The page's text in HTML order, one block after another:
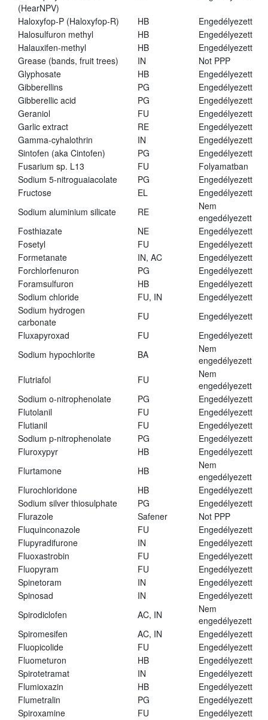
(HearNPV)
Haloxyfop-P (Haloxyfop-R) HB
Engedélyezett
Halosulfuron methyl
HB
Engedélyezett
Halauxifen-methyl
HB
Engedélyezett
Grease (bands, fruit trees)
IN
Not PPP
Glyphosate
HB
Engedélyezett
Gibberellins
PG
Engedélyezett
Gibberellic acid
PG
Engedélyezett
Geraniol
FU
Engedélyezett
Garlic extract
RE
Engedélyezett
Gamma-cyhalothrin
IN
Engedélyezett
Sintofen (aka Cintofen)
PG
Engedélyezett
Fusarium sp. L13
FU
Folyamatban
Sodium 5-nitroguaiacolate
PG
Engedélyezett
Fructose
EL
Engedélyezett
Sodium aluminium silicate
RE
Nem
engedélyezett
Fosthiazate
NE
Engedélyezett
Fosetyl
FU
Engedélyezett
Formetanate
IN, AC
Engedélyezett
Forchlorfenuron
PG
Engedélyezett
Foramsulfuron
HB
Engedélyezett
Sodium chloride
FU, IN
Engedélyezett
Sodium hydrogen
carbonate
FU
Engedélyezett
Fluxapyroxad
FU
Engedélyezett
Sodium hypochlorite
BA
Nem
engedélyezett
Flutriafol
FU
Nem
engedélyezett
Sodium o-nitrophenolate
PG
Engedélyezett
Flutolanil
FU
Engedélyezett
Flutianil
FU
Engedélyezett
Sodium p-nitrophenolate
PG
Engedélyezett
Fluroxypyr
HB
Engedélyezett
Flurtamone
HB
Nem
engedélyezett
Flurochloridone
HB
Engedélyezett
Sodium silver thiosulphate
PG
Engedélyezett
Flurazole
Safener
Not PPP
Fluquinconazole
FU
Engedélyezett
Flupyradifurone
IN
Engedélyezett
Fluoxastrobin
FU
Engedélyezett
Fluopyram
FU
Engedélyezett
Spinetoram
IN
Engedélyezett
Spinosad
IN
Engedélyezett
Spirodiclofen
AC, IN
Nem
engedélyezett
Spiromesifen
AC, IN
Engedélyezett
Fluopicolide
FU
Engedélyezett
Fluometuron
HB
Engedélyezett
Spirotetramat
IN
Engedélyezett
Flumioxazin
HB
Engedélyezett
Flumetralin
PG
Engedélyezett
Spiroxamine
FU
Engedélyezett